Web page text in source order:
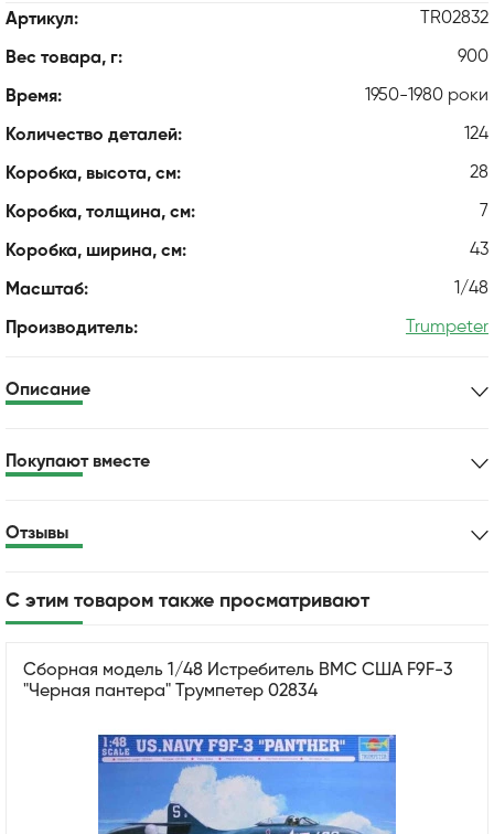
Артикул: TR02832
Вес товара, г: 900
Время: 1950-1980 роки
Количество деталей: 124
Коробка, высота, см: 28
Коробка, толщина, см: 7
Коробка, ширина, см: 43
Масштаб: 1/48
Производитель: Trumpeter
Описание
Покупают вместе
Отзывы
С этим товаром также просматривают
Сборная модель 1/48 Истребитель ВМС США F9F-3
"Черная пантера" Трумпетер 02834